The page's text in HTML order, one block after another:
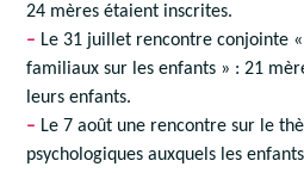
24 mères étaient inscrites.
– Le 31 juillet rencontre conjointe
familiaux sur les enfants » : 21
leurs enfants.
– Le 7 août une rencontre sur le
psychologiques auxquels les